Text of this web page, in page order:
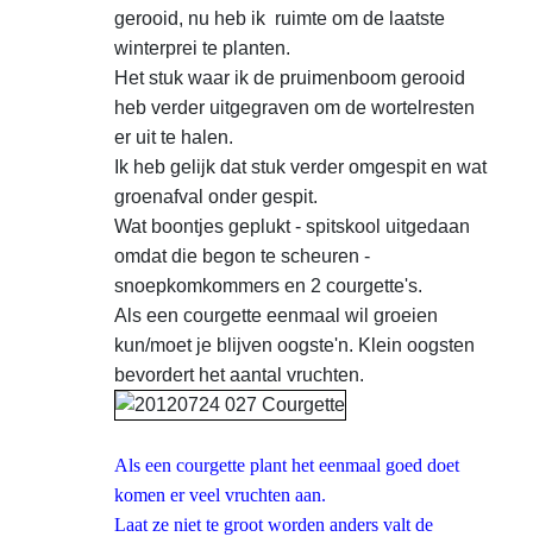
gerooid, nu heb ik ruimte om de laatste
winterprei te planten.
Het stuk waar ik de pruimenboom gerooid
heb verder uitgegraven om de wortelresten
er uit te halen.
Ik heb gelijk dat stuk verder omgespit en wat
groenafval onder gespit.
Wat boontjes geplukt - spitskool uitgedaan
omdatdie begon te scheuren -
snoepkomkommers en 2 courgette's.
Als een courgette eenmaal wil groeien
kun/moet je blijven oogste'n. Klein oogsten
bevordert het aantal vruchten.
Als een courgette plant het eenmaal goed doet
komen er veel vruchten aan.
Laat ze niet te groot worden anders valt de